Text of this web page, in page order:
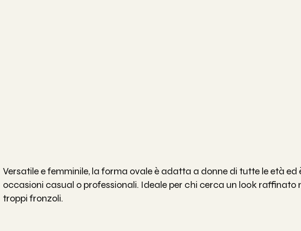
Versatile e femminile, la forma ovale è adatta a donne di tutte le età
occasioni casual o professionali. Ideale per chi cerca un look raffinato
troppi fronzoli.